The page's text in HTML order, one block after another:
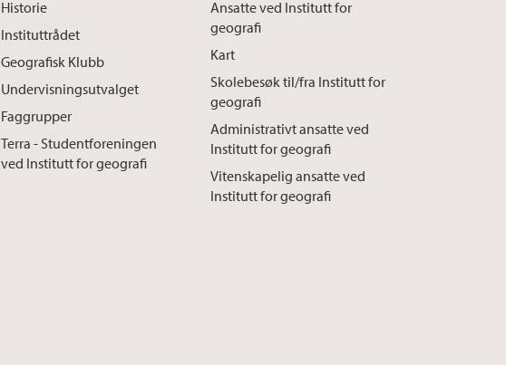
Historie
Instituttrådet
Geografisk Klubb
Undervisningsutvalget
Faggrupper
Terra - Studentforeningen
ved Institutt for geografi
Ansatte ved Institutt for
geografi
Kart
Skolebesøk til/fra Institutt for
geografi
Administrativt ansatte ved
Institutt for geografi
Vitenskapelig ansatte ved
Institutt for geografi